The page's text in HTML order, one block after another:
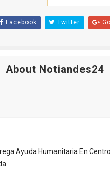
Facebook Twitter
About Notiandes24
Ayuda Humanitaria En Centro